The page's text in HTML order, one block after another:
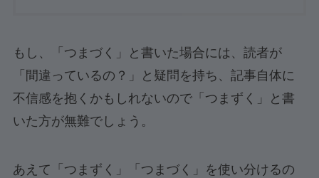
もし、「つまづく」と書いた場合には、読者が
「間違っているの？」と疑問を持ち、記事自体に
不信感を抱くかもしれないので「つまずく」と書
いた方が無難でしょう。
あえて「つまずく」「つまづく」を使い分けるの